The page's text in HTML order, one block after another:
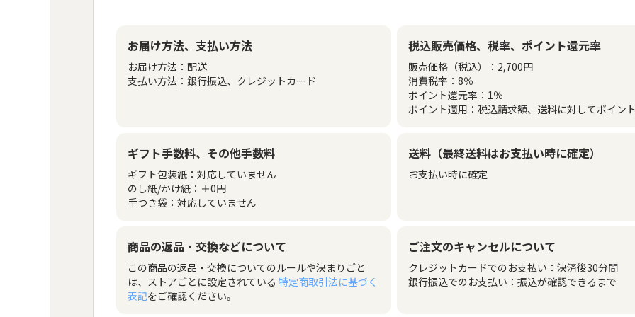
お届け方法、支払い方法
お届け方法： 配送
支払い方法： 銀行振込、クレジットカード
税込販売価格、税率、ポイント還元率
販売価格（税込）： 2,700円
消費税率： 8％
ポイント還元率： 1％
ポイント適用：税込請求額、送料に対してポイン
ギフト手数料、その他手数料
ギフト包装紙 ： 対応していません
のし紙/かけ紙 ： ＋0円
手つき袋 ： 対応していません
送料（最終送料はお支払い時に確定）
お支払い時に確定
商品の返品・交換などについて
この商品の返品・交換についてのルールや決まりごと
は、ストアごとに設定されている 特定商取引法に基づく
表記をご確認ください。
ご注文のキャンセルについて
クレジットカードでのお支払い：決済後30分間
銀行振込でのお支払い：振込が確認できるまで